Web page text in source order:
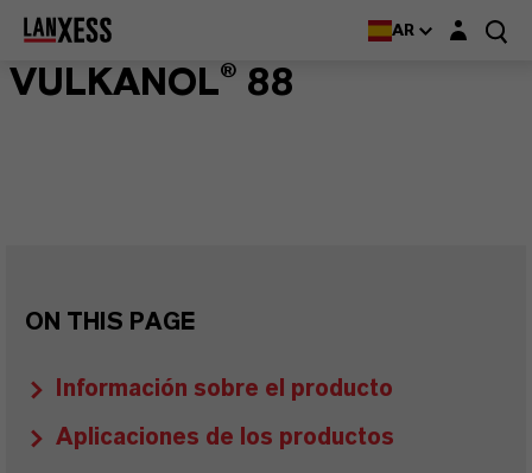
AR Login layer
VULKANOL® 88
ON THIS PAGE
Información sobre el producto
Aplicaciones de los productos